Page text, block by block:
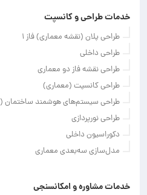
خدمات طراحی و کانسپت
طراحی پلان (نقشه معماری) فاز ۱
طراحی داخلی
طراحی نقشه فاز دو معماری
طراحی کانسپت (معماری)
طراحی سیستم‌های هوشمند ساختمان (BMS)
طراحی نورپردازی
دکوراسیون داخلی
مدل‌سازی سه‌بعدی معماری
خدمات مشاوره و امکانسنجی